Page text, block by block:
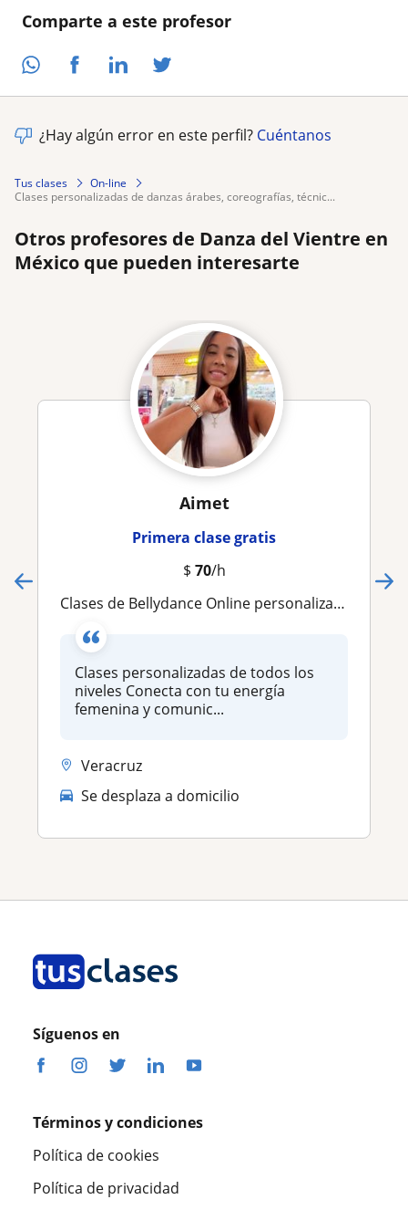
Comparte a este profesor
¿Hay algún error en este perfil? Cuéntanos
Tus clases
On-line
clases personalizadas de danzas árabes, coreografías, técnic...
Otros profesores de Danza del Vientre en
México que pueden interesarte
Aimet
Primera clase gratis
$ 70/h
Clases de Bellydance Online personalizadas
Clases personalizadas de todos los
niveles Conecta con tu energía
femenina y comunic...
Veracruz
Se desplaza a domicilio
Síguenos en
Términos y condiciones
Política de cookies
Política de privacidad